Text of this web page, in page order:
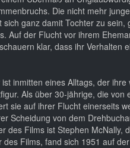
Die nicht mehr
ganz damit Tochter zu
Auf der Flucht vor ihrem
klar, dass ihr Verhalten
inmitten eines Alltags, der
Als über 30-jährige, die
sie auf ihrer Flucht einerseits
Scheidung von dem
des Films ist Stephen
des Films, fand sich 1951 auf